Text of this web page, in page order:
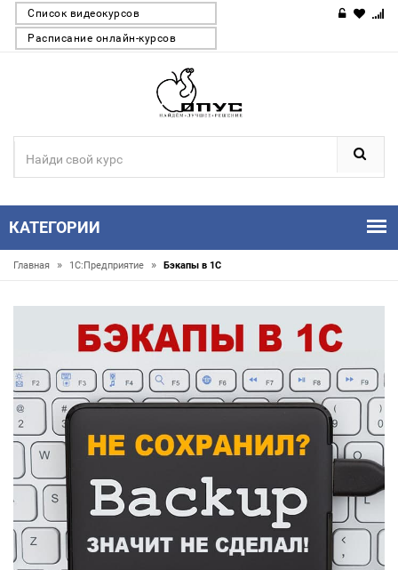
Список видеокурсов
Расписание онлайн-курсов
КАТЕГОРИИ
Главная » 1С:Предприятие » Бэкапы в 1С